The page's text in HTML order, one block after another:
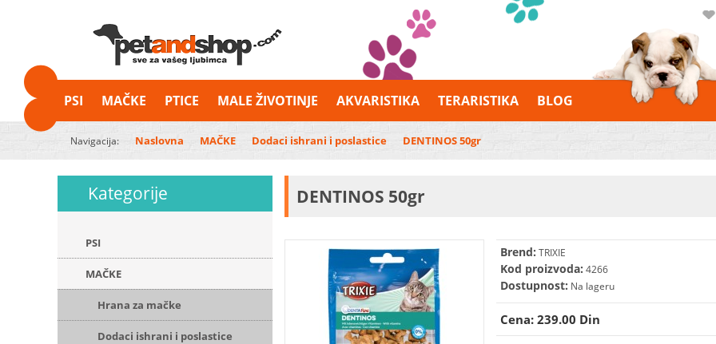
PSI MAČKE PTICE MALE ŽIVOTINJE AKVARISTIKA TERARISTIKA BLOG
Navigacija: Naslovna MAČKE Dodaci ishrani i poslastice DENTINOS 50gr
Kategorije
PSI
MAČKE
Hrana za mačke
Dodaci ishrani i poslastice
DENTINOS 50gr
Brend: TRIXIE
Kod proizvoda: 4266
Dostupnost: Na lageru
Cena: 239.00 Din